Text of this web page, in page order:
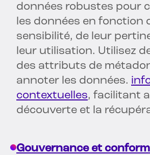
données robustes pour
les données en fonction
sensibilité, de leur
leur utilisation. Utilisez
des attributs de
annoter les données.
contextuelles, facilitant
découverte et la
Gouvernance et